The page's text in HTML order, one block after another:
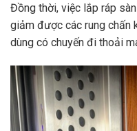
Đồng thời, việc lắp ráp
giảm được các rung chấn
dùng có chuyến đi thoải